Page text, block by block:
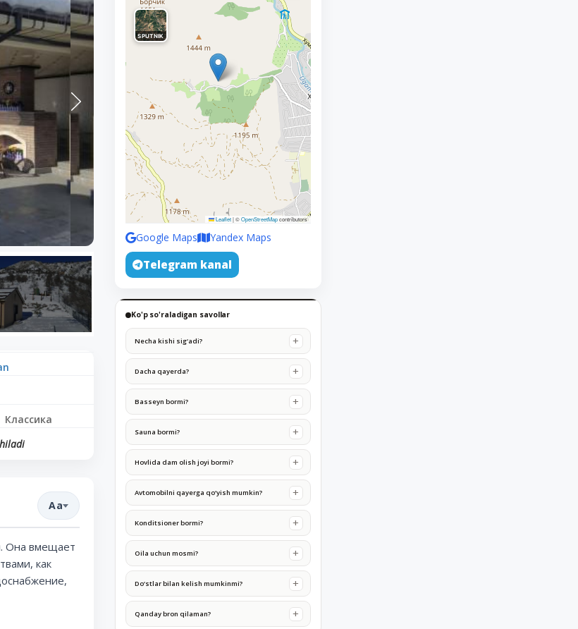
Классика
Aa
Она вмещает
как
SPUTNIK
Leaflet |©OpenStreetMapcontributors
Google Maps Yandex Maps
Telegram kanal
Ko'p so'raladigan savollar
Necha kishi sig‘adi?
Dacha qayerda?
Basseyn bormi?
Sauna bormi?
Hovlida dam olish joyi bormi?
Avtomobilni qayerga qo‘yish mumkin?
Konditsioner bormi?
Oila uchun mosmi?
Do‘stlar bilan kelish mumkinmi?
Qanday bron qilaman?